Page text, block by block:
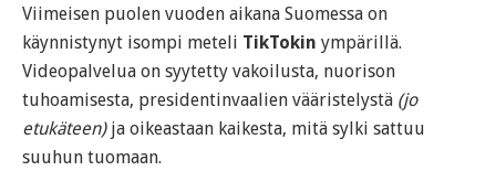
Viimeisen puolen vuoden aikana Suomessa on
käynnistynyt isompi meteli TikTokin ympärillä.
Videopalvelua on syytetty vakoilusta, nuorison
tuhoamisesta, presidentinvaalien vääristelystä (jo
etukäteen)ja oikeastaan kaikesta, mitä sylki sattuu
suuhun tuomaan.